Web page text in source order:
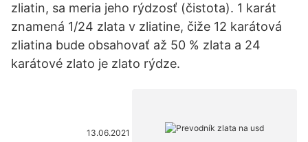
zliatin, sa meria jeho rýdzosť (čistota). 1 karát
znamená 1/24 zlata v zliatine, čiže 12 karátová
zliatina bude obsahovať až 50 % zlata a 24
karátové zlato je zlato rýdze.
13.06.2021